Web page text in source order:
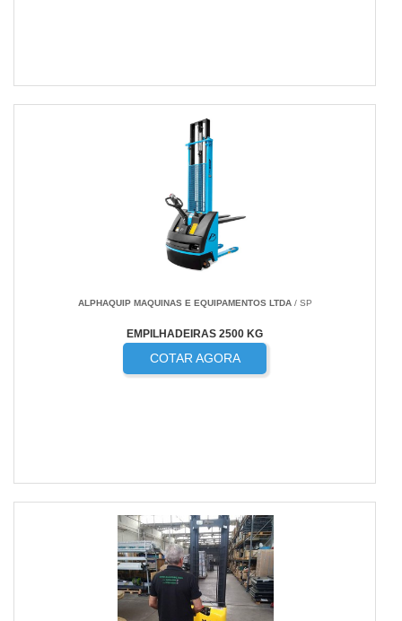
ALPHAQUIP MAQUINAS E EQUIPAMENTOS LTDA/ SP
EMPILHADEIRAS 2500 KG
COTAR AGORA